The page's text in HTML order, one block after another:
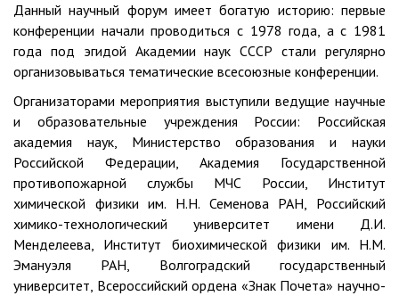
Данный научный форум имеет богатую историю: первые
конференции начали проводиться с 1978 года, а с 1981
года под эгидой Академии наук СССР стали регулярно
организовываться тематические всесоюзные конференции.
Организаторами мероприятия выступили ведущие научные
и образовательные учреждения России: Российская
академия наук, Министерство образования и науки
Российской Федерации, Академия Государственной
противопожарной службы МЧС России, Институт
химической физики им. Н.Н. Семенова РАН, Российский
химико-технологический университет имени Д.И.
Менделеева, Институт биохимической физики им. Н.М.
Эмануэля РАН, Волгоградский государственный
университет, Всероссийский ордена «Знак Почета» научно-